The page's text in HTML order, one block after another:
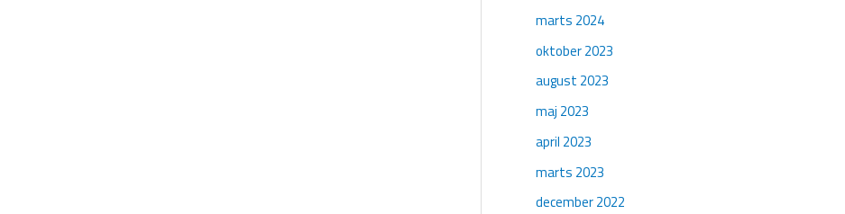
marts 2024
oktober 2023
august 2023
maj 2023
april 2023
marts 2023
december 2022